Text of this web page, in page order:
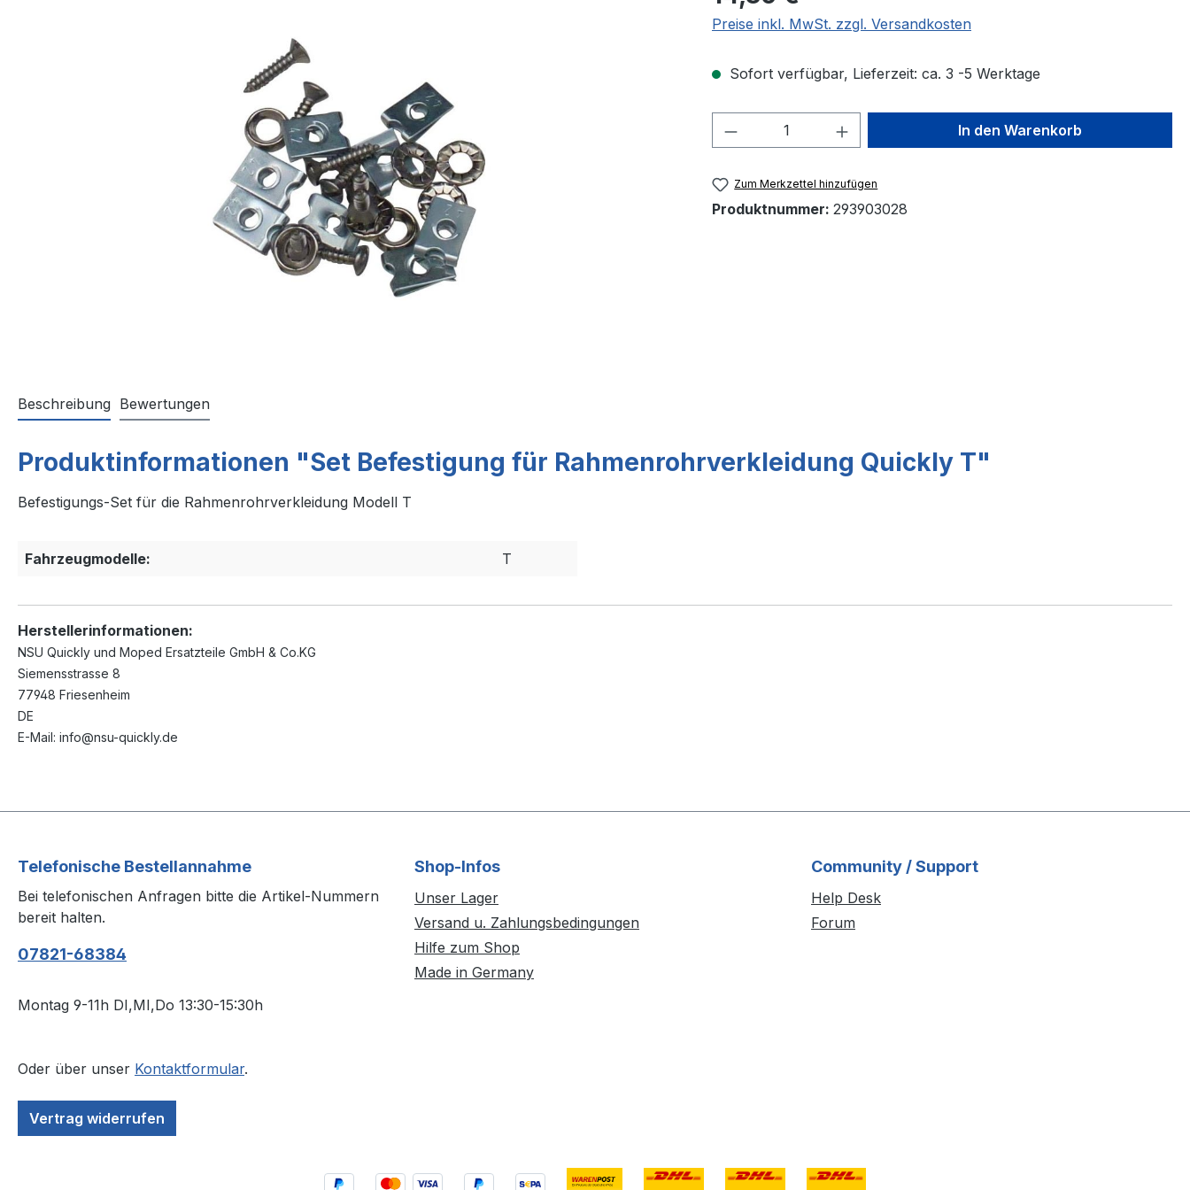
Preise inkl. MwSt. zzgl. Versandkosten
Sofort verfügbar, Lieferzeit: ca. 3 -5 Werktage
Produkt Anzahl: Gib den gewünschten Wert
In den Warenkorb
Zum Merkzettel hinzufügen
Produktnummer: 293903028
Beschreibung Bewertungen
Produktinformationen "Set Befestigung für Rahmenrohrverkleidung Quickly T"
Befestigungs-Set für die Rahmenrohrverkleidung Modell T
Fahrzeugmodelle: T
Herstellerinformationen:
NSU Quickly und Moped Ersatzteile GmbH & Co.KG
Siemensstrasse 8
77948 Friesenheim
DE
E-Mail: info@nsu-quickly.de
Telefonische Bestellannahme
Bei telefonischen Anfragen bitte die Artikel-Nummern
bereit halten.
07821-68384
Montag 9-11h DI,MI,Do 13:30-15:30h
Oder über unser Kontaktformular.
Vertrag widerrufen
Shop-Infos
Unser Lager
Versand u. Zahlungsbedingungen
Hilfe zum Shop
Made in Germany
Community / Support
Help Desk
Forum